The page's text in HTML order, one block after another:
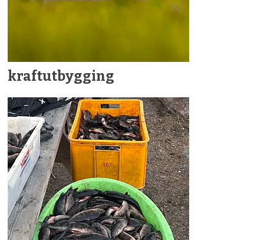
kraftutbygging